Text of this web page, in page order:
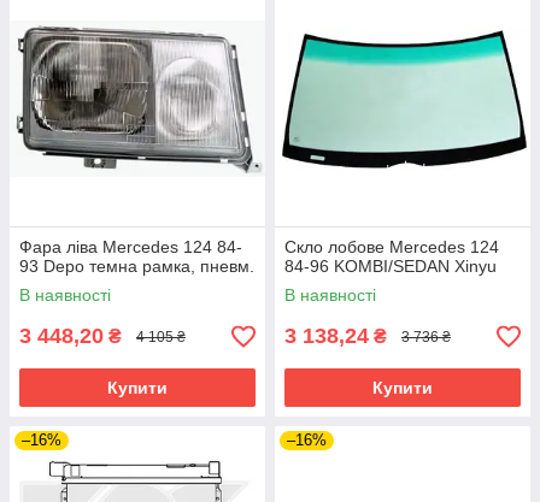
Фара ліва Mercedes 124 84-
93 Depo темна рамка, пневм.
В наявності
3 448,20 ₴ 4 105 ₴
Купити
Скло лобове Mercedes 124
84-96 KOMBI/SEDAN Xinyu
В наявності
3 138,24 ₴ 3 736 ₴
Купити
–16% –16%